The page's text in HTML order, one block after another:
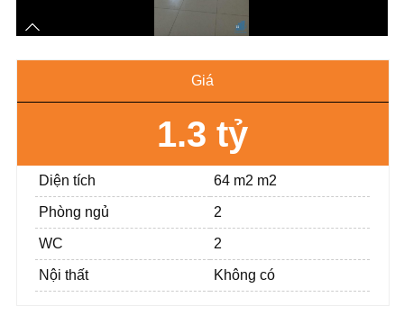
Giá
1.3 tỷ
Diện tích 64 m2 m2
Phòng ngủ 2
WC 2
Nội thất Không có